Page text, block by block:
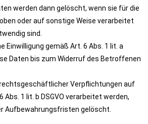
werden dann gelöscht, wenn sie für die
oder auf sonstige Weise verarbeitet
sind.
Einwilligung gemäß Art. 6 Abs. 1 lit. a
Daten bis zum Widerruf des Betroffenen
rechtsgeschäftlicher Verpflichtungen auf
Abs. 1 lit. b DSGVO verarbeitet werden,
Aufbewahrungsfristen gelöscht.